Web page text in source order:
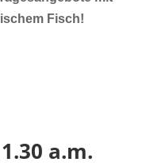
Fisch!
a.m.